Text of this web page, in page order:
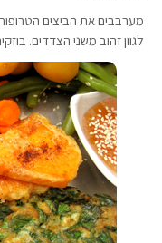
מערבבים את הביצים
לגוון זהוב משני הצדדים.